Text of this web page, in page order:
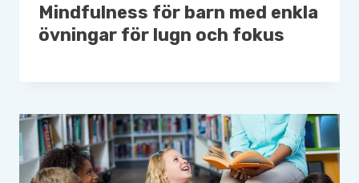
Mindfulness för barn med enkla
övningar för lugn och fokus